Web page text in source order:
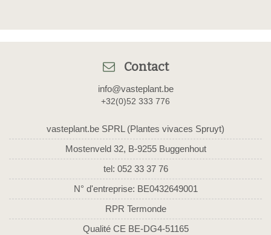
Contact
info@vasteplant.be
+32(0)52 333 776
vasteplant.be SPRL (Plantes vivaces Spruyt)
Mostenveld 32, B-9255 Buggenhout
tel: 052 33 37 76
N° d'entreprise: BE0432649001
RPR Termonde
Qualité CE BE-DG4-51165